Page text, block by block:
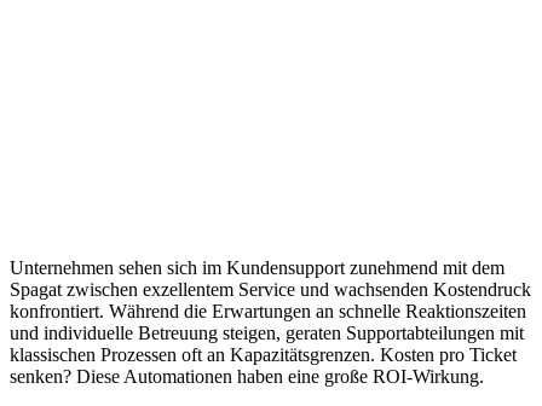
Unternehmen sehen sich im Kundensupport zunehmend mit dem
Spagat zwischen exzellentem Service und wachsenden Kostendruck
konfrontiert. Während die Erwartungen an schnelle Reaktionszeiten
und individuelle Betreuung steigen, geraten Supportabteilungen mit
klassischen Prozessen oft an Kapazitätsgrenzen. Kosten pro Ticket
senken? Diese Automationen haben eine große ROI-Wirkung.